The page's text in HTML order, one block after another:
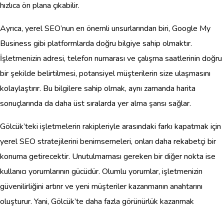
hızlıca ön plana çıkabilir.
Ayrıca, yerel SEO’nun en önemli unsurlarından biri, Google My
Business gibi platformlarda doğru bilgiye sahip olmaktır.
İşletmenizin adresi, telefon numarası ve çalışma saatlerinin doğru
bir şekilde belirtilmesi, potansiyel müşterilerin size ulaşmasını
kolaylaştırır. Bu bilgilere sahip olmak, aynı zamanda harita
sonuçlarında da daha üst sıralarda yer alma şansı sağlar.
Gölcük’teki işletmelerin rakipleriyle arasındaki farkı kapatmak için
yerel SEO stratejilerini benimsemeleri, onları daha rekabetçi bir
konuma getirecektir. Unutulmaması gereken bir diğer nokta ise
kullanıcı yorumlarının gücüdür. Olumlu yorumlar, işletmenizin
güvenilirliğini artırır ve yeni müşteriler kazanmanın anahtarını
oluşturur. Yani, Gölcük’te daha fazla görünürlük kazanmak